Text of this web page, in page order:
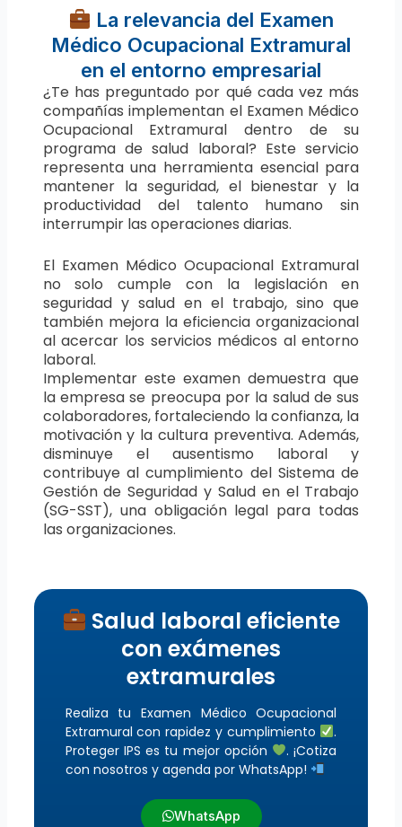
La relevancia del Examen
Médico Ocupacional Extramural
en el entorno empresarial
¿Te has preguntado por qué cada vez más
compañías implementan el Examen Médico
Ocupacional Extramural dentro de su
programa de salud laboral? Este servicio
representa una herramienta esencial para
mantener la seguridad, el bienestar y la
productividad del talento humano sin
interrumpir las operaciones diarias.
El Examen Médico Ocupacional Extramural
no solo cumple con la legislación en
seguridad y salud en el trabajo, sino que
también mejora la eficiencia organizacional
al acercar los servicios médicos al entorno
laboral.
Implementar este examen demuestra que
la empresa se preocupa por la salud de sus
colaboradores, fortaleciendo la confianza, la
motivación y la cultura preventiva. Además,
disminuye el ausentismo laboral y
contribuye al cumplimiento del Sistema de
Gestión de Seguridad y Salud en el Trabajo
(SG-SST), una obligación legal para todas
las organizaciones.
Salud laboral eficiente
con exámenes
extramurales
Realiza tu Examen Médico Ocupacional
Extramural con rapidez y cumplimiento
.
Proteger IPS es tu mejor opción
. ¡Cotiza
con nosotros y agenda por WhatsApp!
WhatsApp